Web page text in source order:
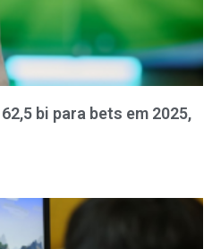
bi para bets em 2025,